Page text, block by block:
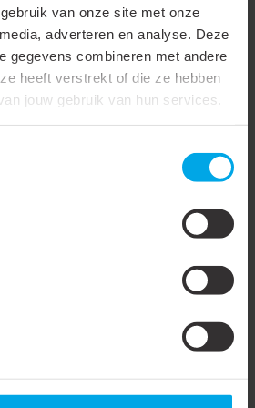
van onze site met onze
adverteren en analyse. Deze
gegevens combineren met andere
heeft verstrekt of die ze hebben
jouw gebruik van hun services.
105 °C